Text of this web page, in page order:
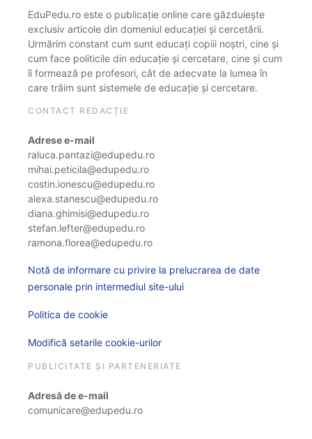
EduPedu.ro este o publicație online care găzduiește
exclusiv articole din domeniul educației și cercetării.
Urmărim constant cum sunt educați copiii noștri, cine și
cum face politicile din educație și cercetare, cine și cum
îi formează pe profesori, cât de adecvate la lumea în
care trăim sunt sistemele de educație și cercetare.
CONTACT REDACȚIE
Adrese e-mail
raluca.pantazi@edupedu.ro
mihai.peticila@edupedu.ro
costin.ionescu@edupedu.ro
alexa.stanescu@edupedu.ro
diana.ghimisi@edupedu.ro
stefan.lefter@edupedu.ro
ramona.florea@edupedu.ro
Notă de informare cu privire la prelucrarea de date
personale prin intermediul site-ului
Politica de cookie
Modifică setarile cookie-urilor
PUBLICITATE ȘI PARTENERIATE
Adresă de e-mail
comunicare@edupedu.ro